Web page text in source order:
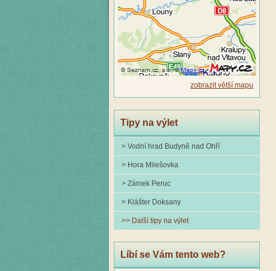
zobrazit větší mapu
Tipy na výlet
> Vodní hrad Budyně nad Ohří
> Hora Milešovka
> Zámek Peruc
> Klášter Doksany
>> Další tipy na výlet
Líbí se Vám tento web?